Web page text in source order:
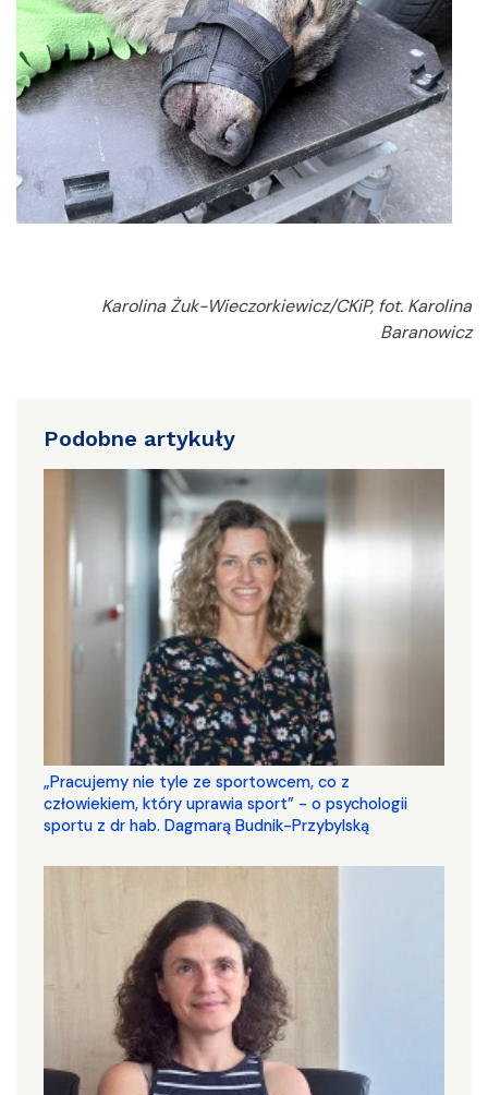
Karolina Żuk-Wieczorkiewicz/CKiP, fot. Karolina
Baranowicz
Podobne artykuły
„Pracujemy nie tyle ze sportowcem, co z
człowiekiem, który uprawia sport” - o psychologii
sportu z dr hab. Dagmarą Budnik-Przybylską